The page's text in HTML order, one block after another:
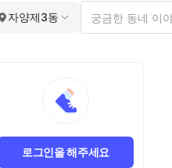
자양제3동
로그인을 해주세요